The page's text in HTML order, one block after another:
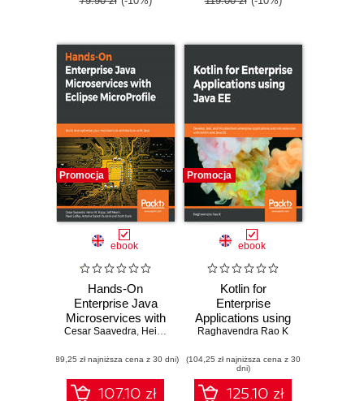
Promocja
ebook
Hands-On
Enterprise Java
Microservices with
Eclipse
and optimize your
microservice
architecture with
Cesar Saavedra, Heiko W. Rupp ,Jeff Mesnil ,Pavol Loffay
(89,25 zł najniższa cena z 30 dni)
107.10 zł
Promocja
ebook
Kotlin for
Enterprise
Applications using
Java EE. Develop,
troubleshoot
enterprise
applications and
Raghavendra Rao K
(104,25 zł najniższa cena z 30
dni)
125.10 zł